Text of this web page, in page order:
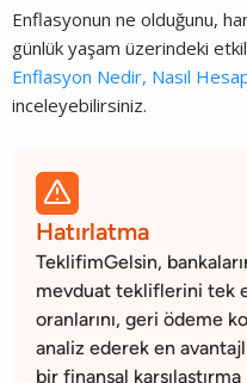
Enflasyonun ne olduğunu,
günlük yaşam üzerindeki
Enflasyon Nedir, Nasıl
inceleyebilirsiniz.

Hatırlatma
TeklifimGelsin,
mevduat tekliflerini tek
oranlarını, geri ödeme
analiz ederek en
bir finansal